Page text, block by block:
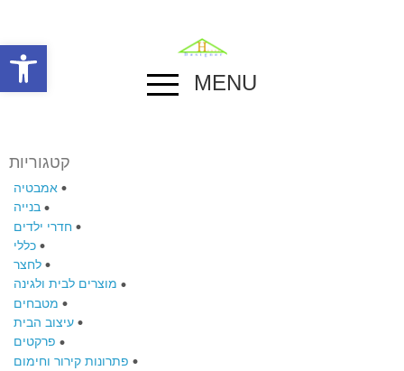
פתח
MENU
קטגוריות
אמבטיה
בנייה
חדרי ילדים
כללי
לחצר
מוצרים לבית ולגינה
מטבחים
עיצוב הבית
פרקטים
פתרונות קירור וחימום